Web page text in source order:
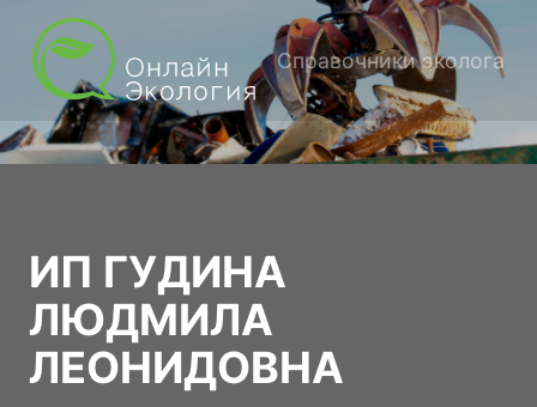
Справочники эколога
ИП ГУДИНА
ЛЮДМИЛА
ЛЕОНИДОВНА